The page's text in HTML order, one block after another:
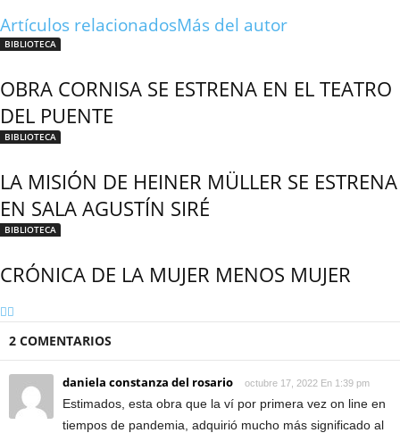
Artículos relacionadosMás del autor
BIBLIOTECA
OBRA CORNISA SE ESTRENA EN EL TEATRO
DEL PUENTE
BIBLIOTECA
LA MISIÓN DE HEINER MÜLLER SE ESTRENA
EN SALA AGUSTÍN SIRÉ
BIBLIOTECA
CRÓNICA DE LA MUJER MENOS MUJER
2 COMENTARIOS
daniela constanza del rosario octubre 17, 2022 En 1:39 pm
Estimados, esta obra que la ví por primera vez on line en
tiempos de pandemia, adquirió mucho más significado al